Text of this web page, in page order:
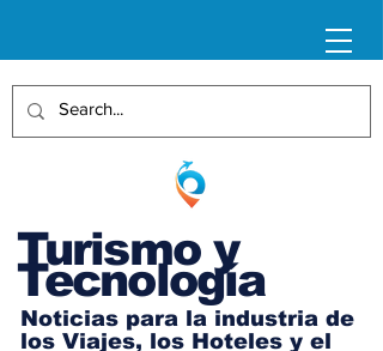
Turismo y
Tecnología
Noticias para la industria de
los Viajes, los Hoteles y el